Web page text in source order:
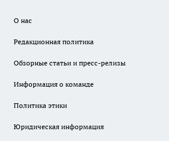
О нас
Редакционная политика
Обзорные статьи и пресс-релизы
Информация о команде
Политика этики
Юридическая информация